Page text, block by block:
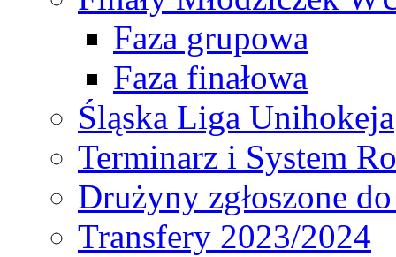
Faza grupowa
Faza finałowa
Śląska Liga Unihokeja
Terminarz i System
Drużyny zgłoszone
Transfery 2023/2024